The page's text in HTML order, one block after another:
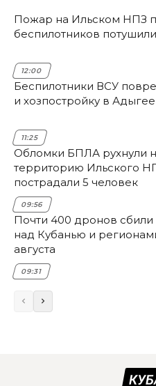
Пожар на Ильском НПЗ
беспилотников потушили
12:00
Беспилотники ВСУ
и хозпостройку в Адыгее
11:25
Обломки БПЛА рухнули
территорию Ильского
пострадали 5 человек
09:56
Почти 400 дронов
над Кубанью и
августа
09:31